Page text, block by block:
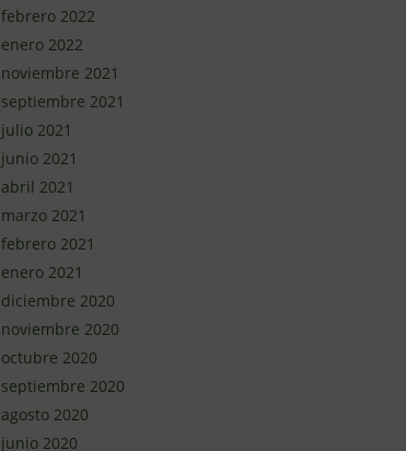
febrero 2022
enero 2022
noviembre 2021
septiembre 2021
julio 2021
junio 2021
abril 2021
marzo 2021
febrero 2021
enero 2021
diciembre 2020
noviembre 2020
octubre 2020
septiembre 2020
agosto 2020
junio 2020